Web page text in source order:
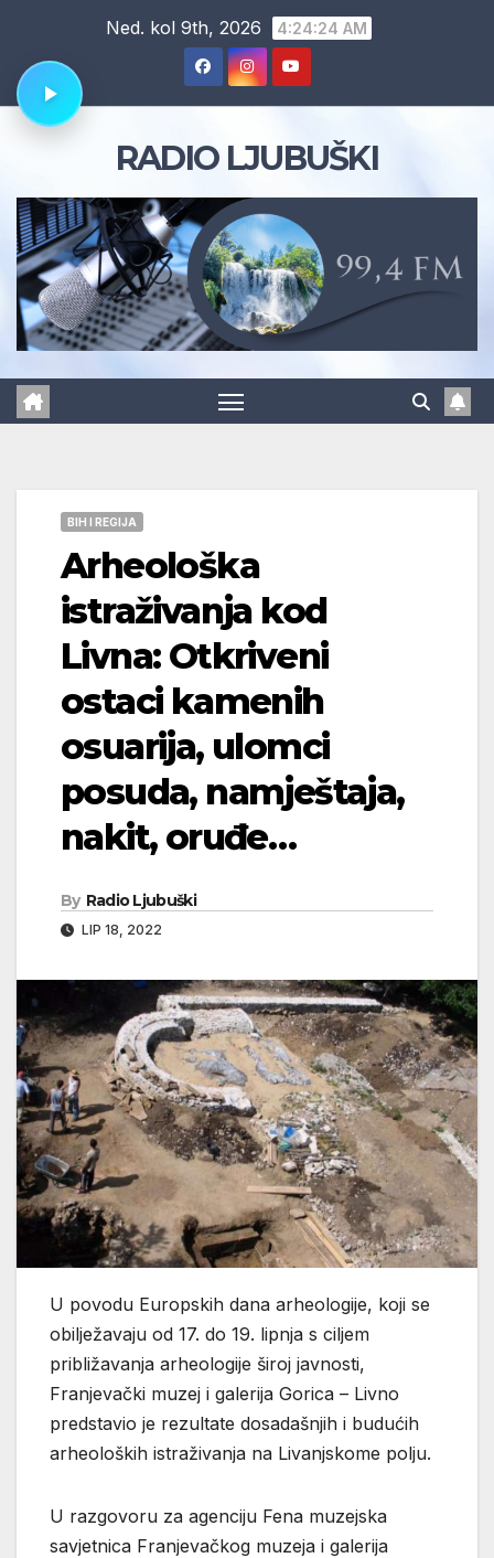
content
Ned. kol 9th, 2026 4:24:25 AM
RADIO LJUBUŠKI
BIH I REGIJA
Arheološka
istraživanja kod
Livna: Otkriveni
ostaci kamenih
osuarija, ulomci
posuda, namještaja,
nakit, oruđe…
By Radio Ljubuški
LIP 18, 2022
U povodu Europskih dana arheologije, koji se
obilježavaju od 17. do 19. lipnja s ciljem
približavanja arheologije široj javnosti,
Franjevački muzej i galerija Gorica – Livno
predstavio je rezultate dosadašnjih i budućih
arheoloških istraživanja na Livanjskome polju.
U razgovoru za agenciju Fena muzejska
savjetnica Franjevačkog muzeja i galerija